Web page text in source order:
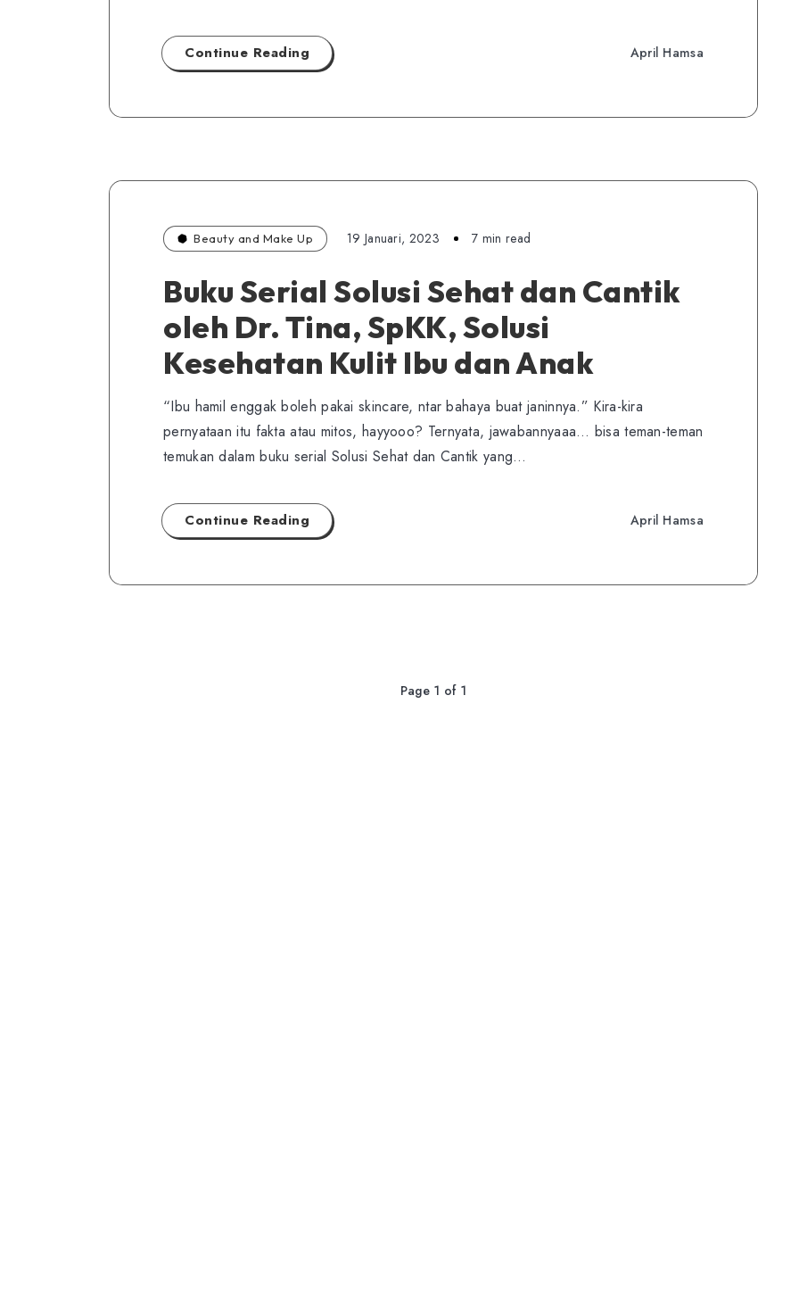
Continue Reading April Hamsa
Beauty and Make Up 19 Januari, 2023 7 min read
Buku Serial Solusi Sehat dan Cantik
oleh Dr. Tina, SpKK, Solusi
Kesehatan Kulit Ibu dan Anak
“Ibu hamil enggak boleh pakai skincare, ntar bahaya buat janinnya.” Kira-kira
pernyataan itu fakta atau mitos, hayyooo? Ternyata, jawabannyaaa… bisa teman-teman
temukan dalam buku serial Solusi Sehat dan Cantik yang…
Continue Reading April Hamsa
Page 1 of 1